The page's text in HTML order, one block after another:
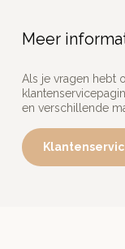
Meer
Als je vragen hebt
en verschillende